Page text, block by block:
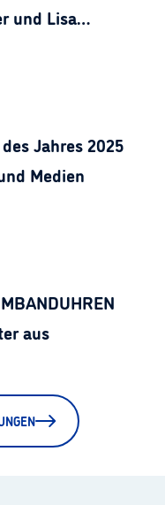
und Lisa
Jahres 2025
Medien
aus